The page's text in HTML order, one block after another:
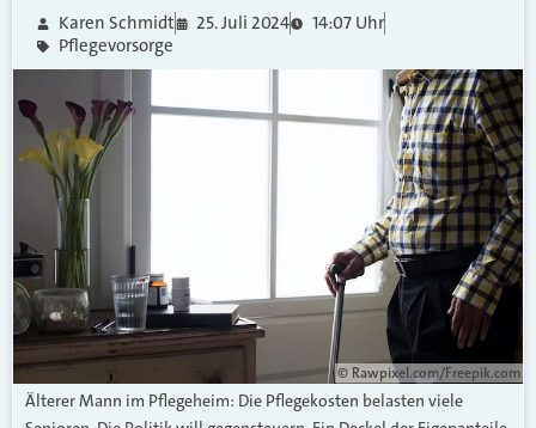
Karen Schmidt 25. Juli 2024
14:07 Uhr
Pflegevorsorge
© Rawpixel.com/Freepik.com
Älterer Mann im Pflegeheim: Die Pflegekosten belasten viele